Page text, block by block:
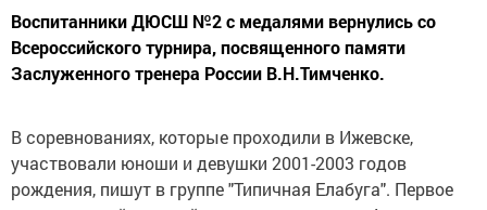
Воспитанники ДЮСШ №2 с медалями вернулись со
Всероссийского турнира, посвященного памяти
Заслуженного тренера России В.Н.Тимченко.
В соревнованиях, которые проходили в Ижевске,
участвовали юноши и девушки 2001-2003 годов
рождения, пишут в группе "Типичная Елабуга". Первое